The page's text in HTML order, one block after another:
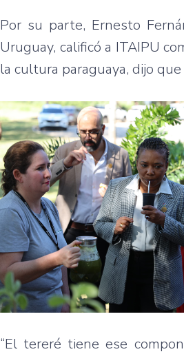
Por su parte, Ernesto
Uruguay, calificó a ITAIPU
la cultura paraguaya, dijo
“El tereré tiene ese